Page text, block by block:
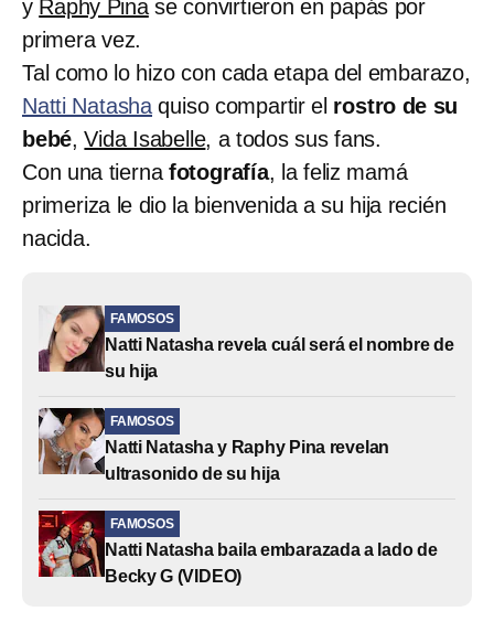
y Raphy Pinase convirtieron en papás por
primera vez.
Tal como lo hizo con cada etapa del embarazo,
Natti Natasha quiso compartir el rostro de su
bebé,Vida Isabelle, a todos sus fans.
Con una tierna fotografía, la feliz mamá
primeriza le dio la bienvenida a su hija recién
nacida.
FAMOSOS
Natti Natasha revela cuál será el nombre de
su hija
FAMOSOS
Natti Natasha y Raphy Pina revelan
ultrasonido de su hija
FAMOSOS
Natti Natasha baila embarazada a lado de
Becky G (VIDEO)